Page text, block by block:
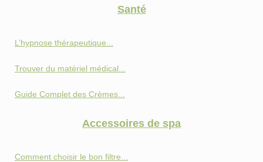
Santé
L’hypnose thérapeutique...
Trouver du matériel médical...
Guide Complet des Crèmes...
Accessoires de spa
Comment choisir le bon filtre...